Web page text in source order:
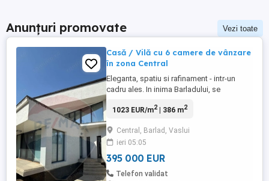
Anunțuri promovate Vezi toate
Casă / Vilă cu 6 camere de vânzare
în zona Central
Eleganta, spatiu si rafinament - intr-un
cadru ales. In inima Barladului, se
remarcabila, ccreata pentru cei care cauta
pe parter si etaj, este o adevarata
declaratie de stil: mobilata cu gust,
bucatarie open space, care se continua ...
1023 EUR/m2| 386 m2
Central, Barlad, Vaslui
ieri 05:05
395 000 EUR
Telefon validat